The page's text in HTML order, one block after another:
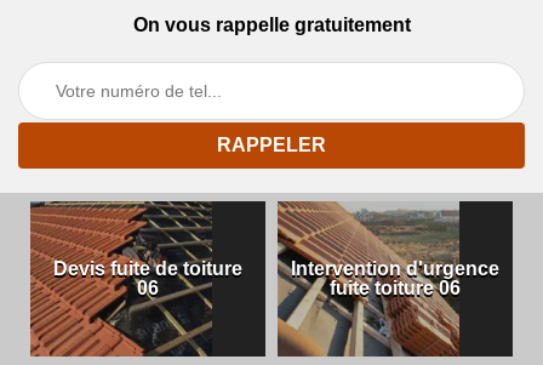
On vous rappelle gratuitement
Devis fuite de toiture
06
Intervention d'urgence
fuite toiture 06